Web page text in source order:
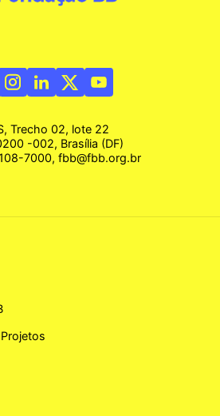
Trecho 02, lote 22
-002, Brasília (DF)
7000, fbb@fbb.org.br